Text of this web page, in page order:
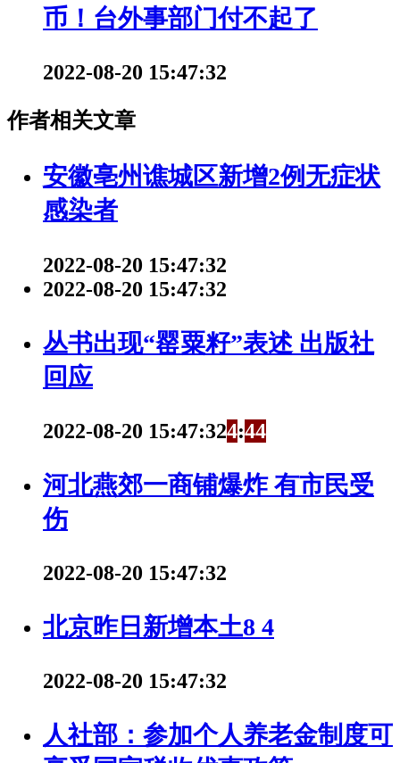
币！台外事部门付不起了
2022-08-20 15:47:32
作者相关文章
安徽亳州谯城区新增2例无症状
感染者
2022-08-20 15:47:32
2022-08-20 15:47:32
丛书出现“罂粟籽”表述 出版社
回应
2022-08-20 15:47:324:44
河北燕郊一商铺爆炸 有市民受
伤
2022-08-20 15:47:32
北京昨日新增本土8 4
2022-08-20 15:47:32
人社部：参加个人养老金制度可